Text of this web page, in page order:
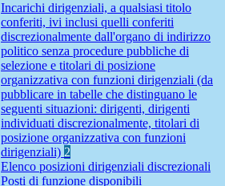
Incarichi dirigenziali, a qualsiasi titolo
conferiti, ivi inclusi quelli conferiti
discrezionalmente dall'organo di indirizzo
politico senza procedure pubbliche di
selezione e titolari di posizione
organizzativa con funzioni dirigenziali (da
pubblicare in tabelle che distinguano le
seguenti situazioni: dirigenti, dirigenti
individuati discrezionalmente, titolari di
posizione organizzativa con funzioni
dirigenziali) 2
Elenco posizioni dirigenziali discrezionali
Posti di funzione disponibili